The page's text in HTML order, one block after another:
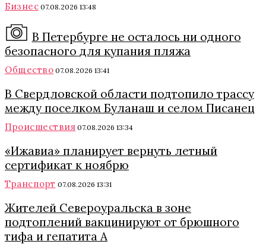
Бизнес 07.08.2026 13:48
В Петербурге не осталось ни одного
безопасного для купания пляжа
Общество 07.08.2026 13:41
В Свердловской области подтопило трассу
между поселком Буланаш и селом Писанец
Происшествия 07.08.2026 13:34
«Ижавиа» планирует вернуть летный
сертификат к ноябрю
Транспорт 07.08.2026 13:31
Жителей Североуральска в зоне
подтоплений вакцинируют от брюшного
тифа и гепатита А